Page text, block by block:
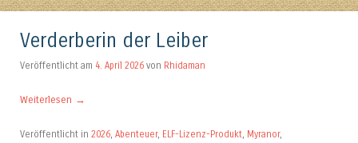
Verderberin der Leiber
Veröffentlicht am 4. April 2026 von Rhidaman
Weiterlesen →
Veröffentlicht in 2026, Abenteuer, ELF-Lizenz-Produkt, Myranor,